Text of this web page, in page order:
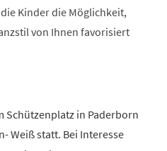
Kinder die Möglichkeit,
von Ihnen favorisiert
Schützenplatz in Paderborn
Weiß statt. Bei Interesse